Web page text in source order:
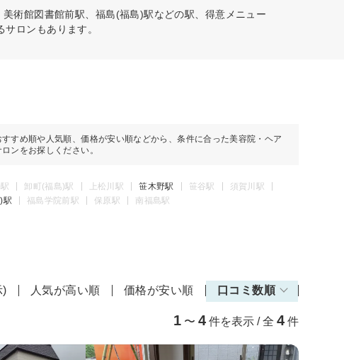
術館図書館前駅、福島(福島)駅などの駅、得意メニュー
ロンもあります。
すすめ順や人気順、価格が安い順などから、条件に合った美容院・ヘア
ロンをお探しください。
卸町(福島)駅 上松川駅 笹木野駅 笹谷駅
須賀川駅
駅 福島学院前駅 保原駅 南福島駅
) 人気が高い順 価格が安い順 口コミ数順
1 〜 4 件を表示 / 全 4 件